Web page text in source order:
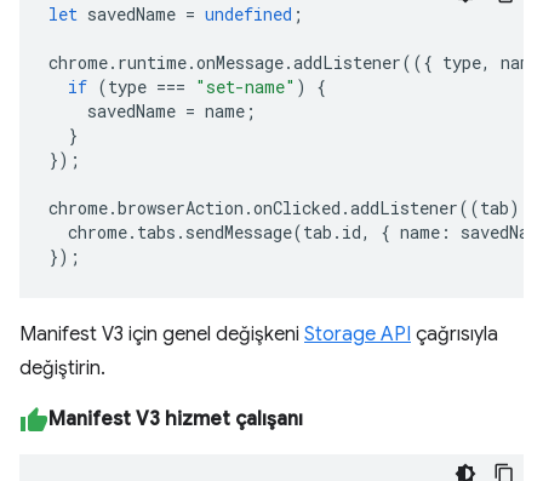
let savedName = undefined ;
chrome. runtime.onMessage.addListener(({ type,
name
if (type === "set-name" )
{
savedName = name ;
}
});
chrome.browserAction .onClicked .addListener((tab)
chrome. tabs . sendMessage(tab . id, { name :
});
Manifest V3 için genel değişkeni Storage API çağrısıyla
değiştirin.
Manifest V3 hizmet çalışanı